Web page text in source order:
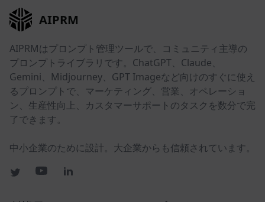
AIPRM
AIPRMはプロンプト管理ツールで、コミュニティ主導の
プロンプトライブラリです。ChatGPT、Claude、
Gemini、Midjourney、GPT Imageなど向けのすぐに使え
るプロンプトで、マーケティング、営業、オペレーショ
ン、生産性向上、カスタマーサポートのタスクを数分で完
了できます。
中小企業のために設計。大企業からも信頼されています。